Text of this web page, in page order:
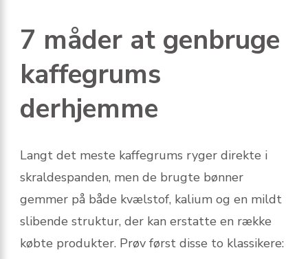
7 måder at genbruge
kaffegrums
derhjemme
Langt det meste kaffegrums ryger direkte i
skraldespanden, men de brugte bønner
gemmer på både kvælstof, kalium og en mildt
slibende struktur, der kan erstatte en række
købte produkter. Prøv først disse to klassikere: